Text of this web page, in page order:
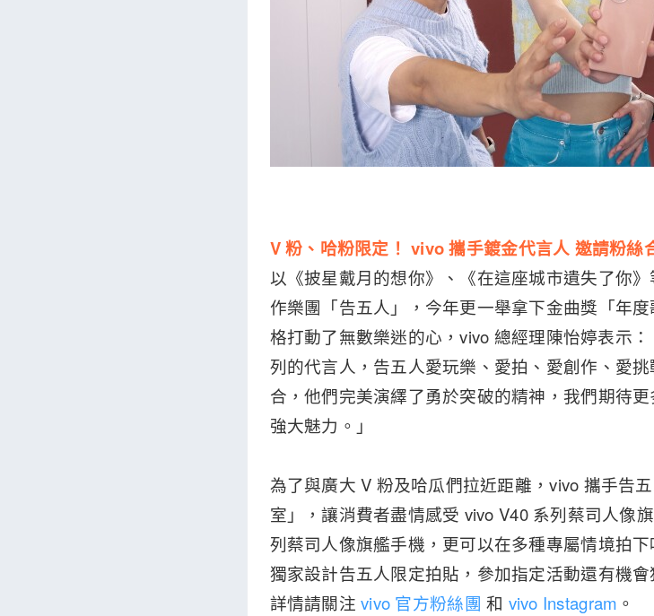
V 粉、哈粉限定！ vivo 攜手鍍金代言人 邀請粉絲
以《披星戴月的想你》、《在這座城市遺失了你
作樂團「告五人」，今年更一舉拿下金曲獎「年
格打動了無數樂迷的心，vivo 總經理陳怡婷表示
列的代言人，告五人愛玩樂、愛拍、愛創作、愛
合，他們完美演繹了勇於突破的精神，我們期待
強大魅力。」
為了與廣大 V 粉及哈瓜們拉近距離，vivo 攜手告
室」，讓消費者盡情感受 vivo V40 系列蔡司人像
列蔡司人像旗艦手機，更可以在多種專屬情境拍
獨家設計告五人限定拍貼，參加指定活動還有機
詳情請關注vivo 官方粉絲團 和 vivo Instagram 。